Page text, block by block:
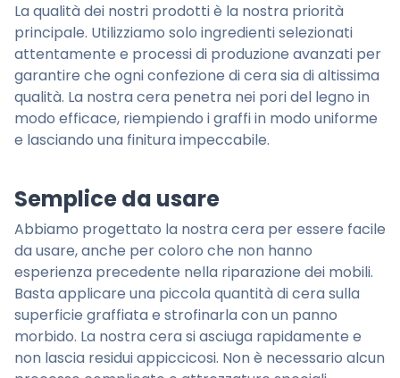
La qualità dei nostri prodotti è la nostra priorità
principale. Utilizziamo solo ingredienti selezionati
attentamente e processi di produzione avanzati per
garantire che ogni confezione di cera sia di altissima
qualità. La nostra cera penetra nei pori del legno in
modo efficace, riempiendo i graffi in modo uniforme
e lasciando una finitura impeccabile.
Semplice da usare
Abbiamo progettato la nostra cera per essere facile
da usare, anche per coloro che non hanno
esperienza precedente nella riparazione dei mobili.
Basta applicare una piccola quantità di cera sulla
superficie graffiata e strofinarla con un panno
morbido. La nostra cera si asciuga rapidamente e
non lascia residui appiccicosi. Non è necessario alcun